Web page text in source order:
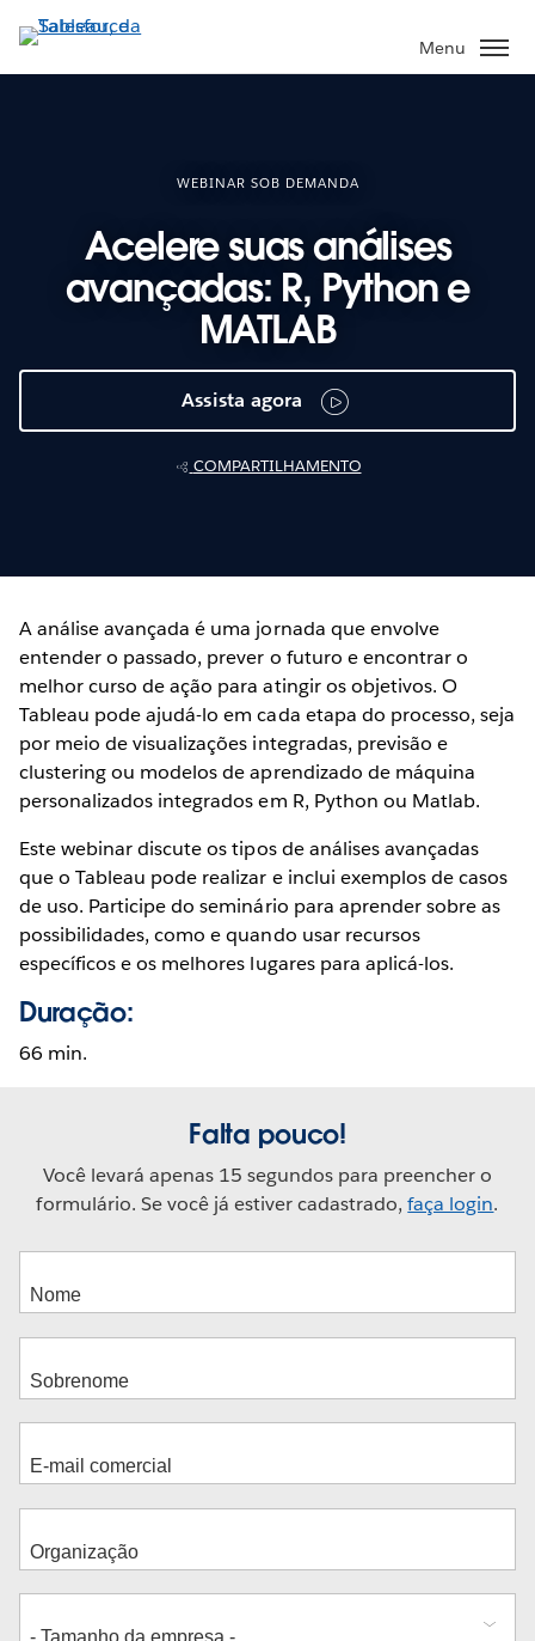
Pular
para
o
Menu
WEBINAR SOB DEMANDA
Acelere suas análises
avançadas: R, Python e
MATLAB
Assista agora
COMPARTILHAMENTO
A análise avançada é uma jornada que envolve
entender o passado, prever o futuro e encontrar o
melhor curso de ação para atingir os objetivos. O
Tableau pode ajudá-lo em cada etapa do processo, seja
por meio de visualizações integradas, previsão e
clustering ou modelos de aprendizado de máquina
personalizados integrados em R, Python ou Matlab.
Este webinar discute os tipos de análises avançadas
que o Tableau pode realizar e inclui exemplos de casos
de uso. Participe do seminário para aprender sobre as
possibilidades, como e quando usar recursos
específicos e os melhores lugares para aplicá-los.
Duração:
66 min.
Falta pouco!
Você levará apenas 15 segundos para preencher o
formulário. Se você já estiver cadastrado,faça login.